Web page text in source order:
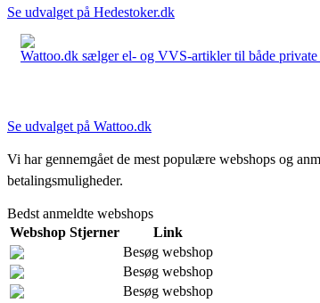
Se udvalget på Hedestoker.dk
Wattoo.dk sælger el- og VVS-artikler til både
Se udvalget på Wattoo.dk
Vi har gennemgået de mest populære webshops og
betalingsmuligheder.
Bedst anmeldte webshops
Webshop Stjerner
Link
Besøg webshop
Besøg webshop
Besøg webshop